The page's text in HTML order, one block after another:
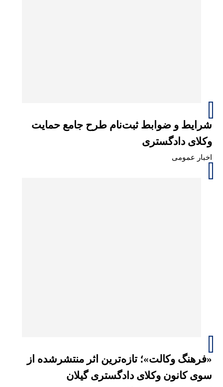
شرایط و ضوابط ثبت‌نام طرح جامع حمایت
وکلای دادگستری
اخبار عمومی
«فرهنگ وکالت»؛ تازه‌ترین اثر منتشرشده از
سوی کانون وکلای دادگستری گیلان